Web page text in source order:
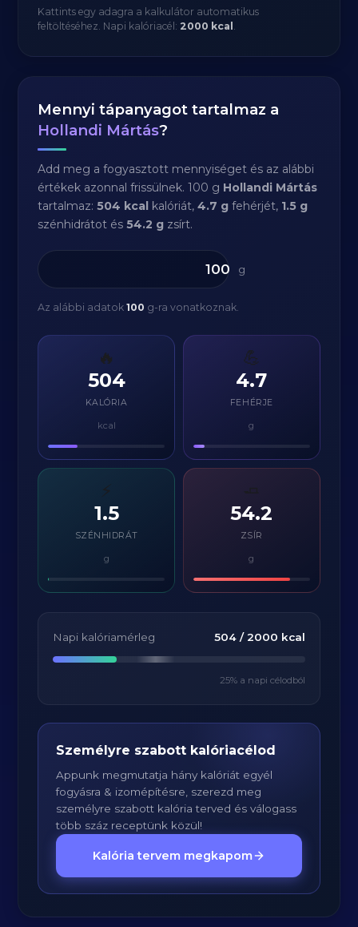
Kattints egy adagra a kalkulátor automatikus
feltöltéséhez. Napi kalóriacél: 2000 kcal .
Mennyi tápanyagot tartalmaz a
Hollandi Mártás?
Add meg a fogyasztott mennyiséget és az alábbi
értékek azonnal frissülnek. 100 g Hollandi Mártás
tartalmaz:504 kcal kalóriát,4.7 g fehérjét, 1.5 g
szénhidrátot és54.2 g zsírt.
g
Az alábbi adatok100 g-ra vonatkoznak.
🔥
504
KALÓRIA
kcal
💪
4.7
FEHÉRJE
g
⚡
1.5
SZÉNHIDRÁT
g
54.2
ZSÍR
g
Napi kalóriamérleg 504/ 2000 kcal
25% a napi célodból
Személyre szabott kalóriacélod
Appunk megmutatja hány kalóriát egyél
fogyásra & izomépítésre, szerezd meg
személyre szabott kalória terved és válogass
több száz receptünk közül!
Kalória tervem megkapom